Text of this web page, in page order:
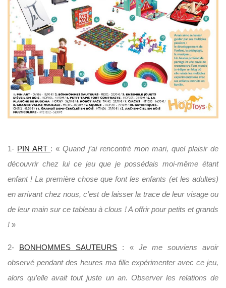
1- PIN ART : «Quand j’ai rencontré mon mari, quel plaisir de
découvrir chez lui ce jeu que je possédais moi-même étant
enfant ! La première chose que font les enfants (et les adultes)
en arrivant chez nous, c’est de laisser la trace de leur visage ou
de leur main sur ce tableau à clous ! A offrir pour petits et grands
! »
2- BONHOMMES SAUTEURS : « Je me souviens avoir
observé pendant des heures ma fille expérimenter avec ce jeu,
alors qu’elle avait tout juste un an. Observer les relations de